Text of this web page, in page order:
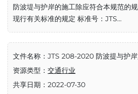
防波堤与护岸的施工除应符合本规范的
现行有关标准的规定 标准号：JTS...
文件名称：JTS 208-2020 防波提与护
资源类型： 交通行业
共享日期：2022-07-30